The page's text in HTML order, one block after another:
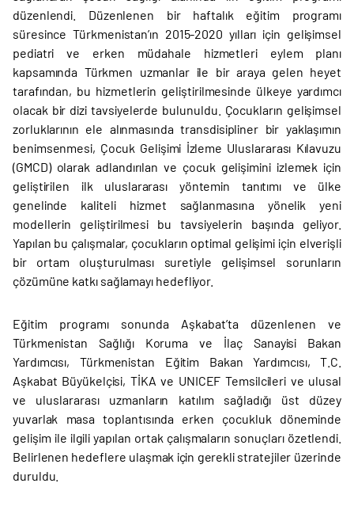
düzenlendi. Düzenlenen bir haftalık eğitim programı
süresince Türkmenistan’ın 2015-2020 yılları için gelişimsel
pediatri ve erken müdahale hizmetleri eylem planı
kapsamında Türkmen uzmanlar ile bir araya gelen heyet
tarafından, bu hizmetlerin geliştirilmesinde ülkeye yardımcı
olacak bir dizi tavsiyelerde bulunuldu. Çocukların gelişimsel
zorluklarının ele alınmasında transdisipliner bir yaklaşımın
benimsenmesi, Çocuk Gelişimi İzleme Uluslararası Kılavuzu
(GMCD) olarak adlandırılan ve çocuk gelişimini izlemek için
geliştirilen ilk uluslararası yöntemin tanıtımı ve ülke
genelinde kaliteli hizmet sağlanmasına yönelik yeni
modellerin geliştirilmesi bu tavsiyelerin başında geliyor.
Yapılan bu çalışmalar, çocukların optimal gelişimi için elverişli
bir ortam oluşturulması suretiyle gelişimsel sorunların
çözümüne katkı sağlamayı hedefliyor.
Eğitim programı sonunda Aşkabat’ta düzenlenen ve
Türkmenistan Sağlığı Koruma ve İlaç Sanayisi Bakan
Yardımcısı, Türkmenistan Eğitim Bakan Yardımcısı, T.C.
Aşkabat Büyükelçisi, TİKA ve UNICEF Temsilcileri ve ulusal
ve uluslararası uzmanların katılım sağladığı üst düzey
yuvarlak masa toplantısında erken çocukluk döneminde
gelişim ile ilgili yapılan ortak çalışmaların sonuçları özetlendi.
Belirlenen hedeflere ulaşmak için gerekli stratejiler üzerinde
duruldu.